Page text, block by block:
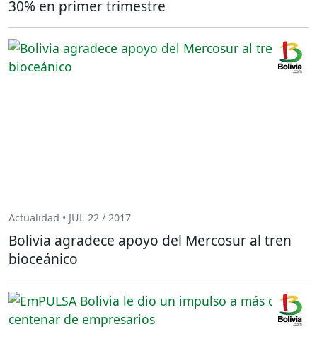
30% en primer trimestre
Actualidad • JUL 22 / 2017
Bolivia agradece apoyo del Mercosur al tren
bioceánico